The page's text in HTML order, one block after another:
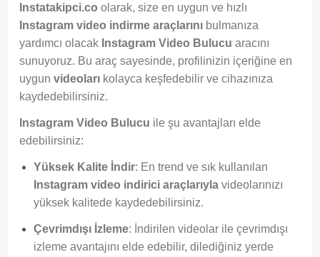
Instatakipci.co olarak, size en uygun ve hızlı
Instagram video indirme araçlarını bulmanıza
yardımcı olacak Instagram Video Bulucu aracını
sunuyoruz. Bu araç sayesinde, profilinizin içeriğine en
uygun videoları kolayca keşfedebilir ve cihazınıza
kaydedebilirsiniz.
Instagram Video Bulucu ile şu avantajları elde
edebilirsiniz:
Yüksek Kalite İndir: En trend ve sık kullanılan
Instagram video indirici araçlarıyla videolarınızı
yüksek kalitede kaydedebilirsiniz.
Çevrimdışı İzleme: İndirilen videolar ile çevrimdışı
izleme avantajını elde edebilir, dilediğiniz yerde